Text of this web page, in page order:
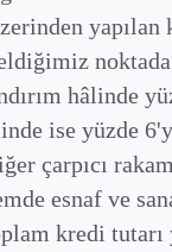
yapılan
hâlinde
ise yüzde
çarpıcı
esnaf ve
kredi tutarı